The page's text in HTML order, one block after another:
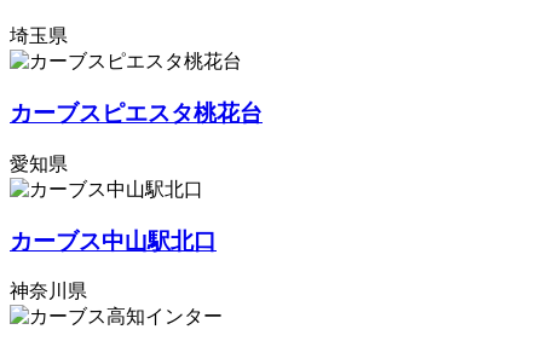
埼玉県
カーブスピエスタ桃花台
愛知県
カーブス中山駅北口
神奈川県